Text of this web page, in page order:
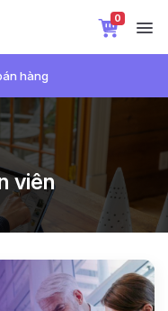
0
hàng
viên